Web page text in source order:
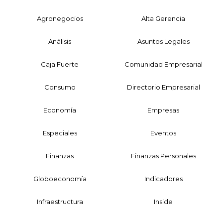
Agronegocios Alta Gerencia
Análisis Asuntos Legales
Caja Fuerte Comunidad Empresarial
Consumo Directorio Empresarial
Economía Empresas
Especiales Eventos
Finanzas Finanzas Personales
Globoeconomía Indicadores
Infraestructura Inside